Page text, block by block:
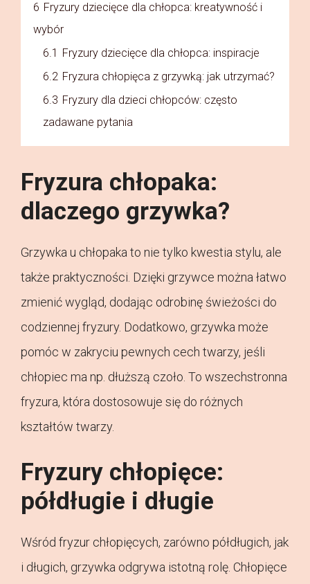
6 Fryzury dziecięce dla chłopca: kreatywność i
wybór
6.1 Fryzury dziecięce dla chłopca: inspiracje
6.2 Fryzura chłopięca z grzywką: jak utrzymać?
6.3 Fryzury dla dzieci chłopców: często
zadawane pytania
Fryzura chłopaka:
dlaczego grzywka?
Grzywka u chłopaka to nie tylko kwestia stylu, ale
także praktyczności. Dzięki grzywce można łatwo
zmienić wygląd, dodając odrobinę świeżości do
codziennej fryzury. Dodatkowo, grzywka może
pomóc w zakryciu pewnych cech twarzy, jeśli
chłopiec ma np. dłuższą czoło. To wszechstronna
fryzura, która dostosowuje się do różnych
kształtów twarzy.
Fryzury chłopięce:
półdługie i długie
Wśród fryzur chłopięcych, zarówno półdługich, jak
i długich, grzywka odgrywa istotną rolę. Chłopięce